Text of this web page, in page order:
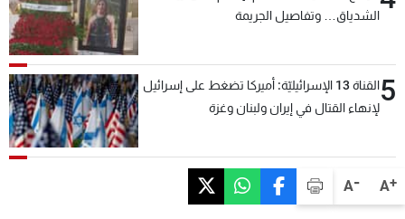
A+
A-
الشدياق… وتفاصيل الجريمة
5
القناة 13 الإسرائيليّة: أميركا تضغط على إسرائيل
لإنهاء القتال في إيران ولبنان وغزة